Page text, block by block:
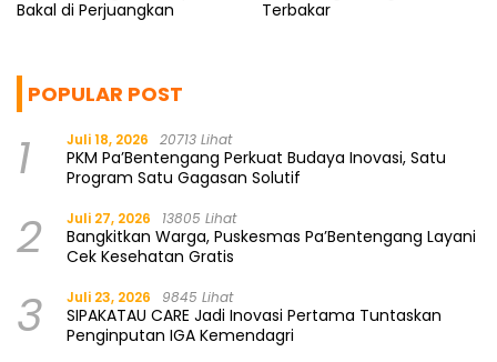
Bakal di Perjuangkan
Terbakar
POPULAR POST
1 Juli 18, 2026 20713 Lihat
PKM Pa’Bentengang Perkuat Budaya Inovasi, Satu
Program Satu Gagasan Solutif
2 Juli 27, 2026 13805 Lihat
Bangkitkan Warga, Puskesmas Pa’Bentengang Layani
Cek Kesehatan Gratis
3 Juli 23, 2026 9845 Lihat
SIPAKATAU CARE Jadi Inovasi Pertama Tuntaskan
Penginputan IGA Kemendagri